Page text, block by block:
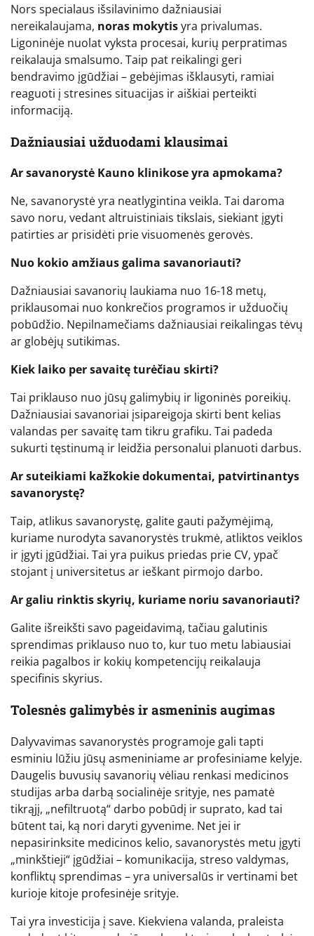
Nors specialaus išsilavinimo dažniausiai
nereikalaujama, noras mokytisyra privalumas.
Ligoninėje nuolat vyksta procesai, kurių perpratimas
reikalauja smalsumo. Taip pat reikalingi geri
bendravimo įgūdžiai – gebėjimas išklausyti, ramiai
reaguoti į stresines situacijas ir aiškiai perteikti
informaciją.
Dažniausiai užduodami klausimai
Ar savanorystė Kauno klinikose yra apmokama?
Ne, savanorystė yra neatlygintina veikla. Tai daroma
savo noru, vedant altruistiniais tikslais, siekiant įgyti
patirties ar prisidėti prie visuomenės gerovės.
Nuo kokio amžiaus galima savanoriauti?
Dažniausiai savanorių laukiama nuo 16-18 metų,
priklausomai nuo konkrečios programos ir užduočių
pobūdžio. Nepilnamečiams dažniausiai reikalingas tėvų
ar globėjų sutikimas.
Kiek laiko per savaitę turėčiau skirti?
Tai priklauso nuo jūsų galimybių ir ligoninės poreikių.
Dažniausiai savanoriai įsipareigoja skirti bent kelias
valandas per savaitę tam tikru grafiku. Tai padeda
sukurti tęstinumą ir leidžia personalui planuoti darbus.
Ar suteikiami kažkokie dokumentai, patvirtinantys
savanorystę?
Taip, atlikus savanorystę, galite gauti pažymėjimą,
kuriame nurodyta savanorystės trukmė, atliktos veiklos
ir įgyti įgūdžiai. Tai yra puikus priedas prie CV, ypač
stojant į universitetus ar ieškant pirmojo darbo.
Ar galiu rinktis skyrių, kuriame noriu savanoriauti?
Galite išreikšti savo pageidavimą, tačiau galutinis
sprendimas priklauso nuo to, kur tuo metu labiausiai
reikia pagalbos ir kokių kompetencijų reikalauja
specifinis skyrius.
Tolesnės galimybės ir asmeninis augimas
Dalyvavimas savanorystės programoje gali tapti
esminiu lūžiu jūsų asmeniniame ar profesiniame kelyje.
Daugelis buvusių savanorių vėliau renkasi medicinos
studijas arba darbą socialinėje srityje, nes pamatė
tikrąjį, „nefiltruotą“ darbo pobūdį ir suprato, kad tai
būtent tai, ką nori daryti gyvenime. Net jei ir
nepasirinksite medicinos kelio, savanorystės metu įgyti
„minkštieji“ įgūdžiai – komunikacija, streso valdymas,
konfliktų sprendimas – yra universalūs ir vertinami bet
kurioje kitoje profesinėje srityje.
Tai yra investicija į save. Kiekviena valanda, praleista